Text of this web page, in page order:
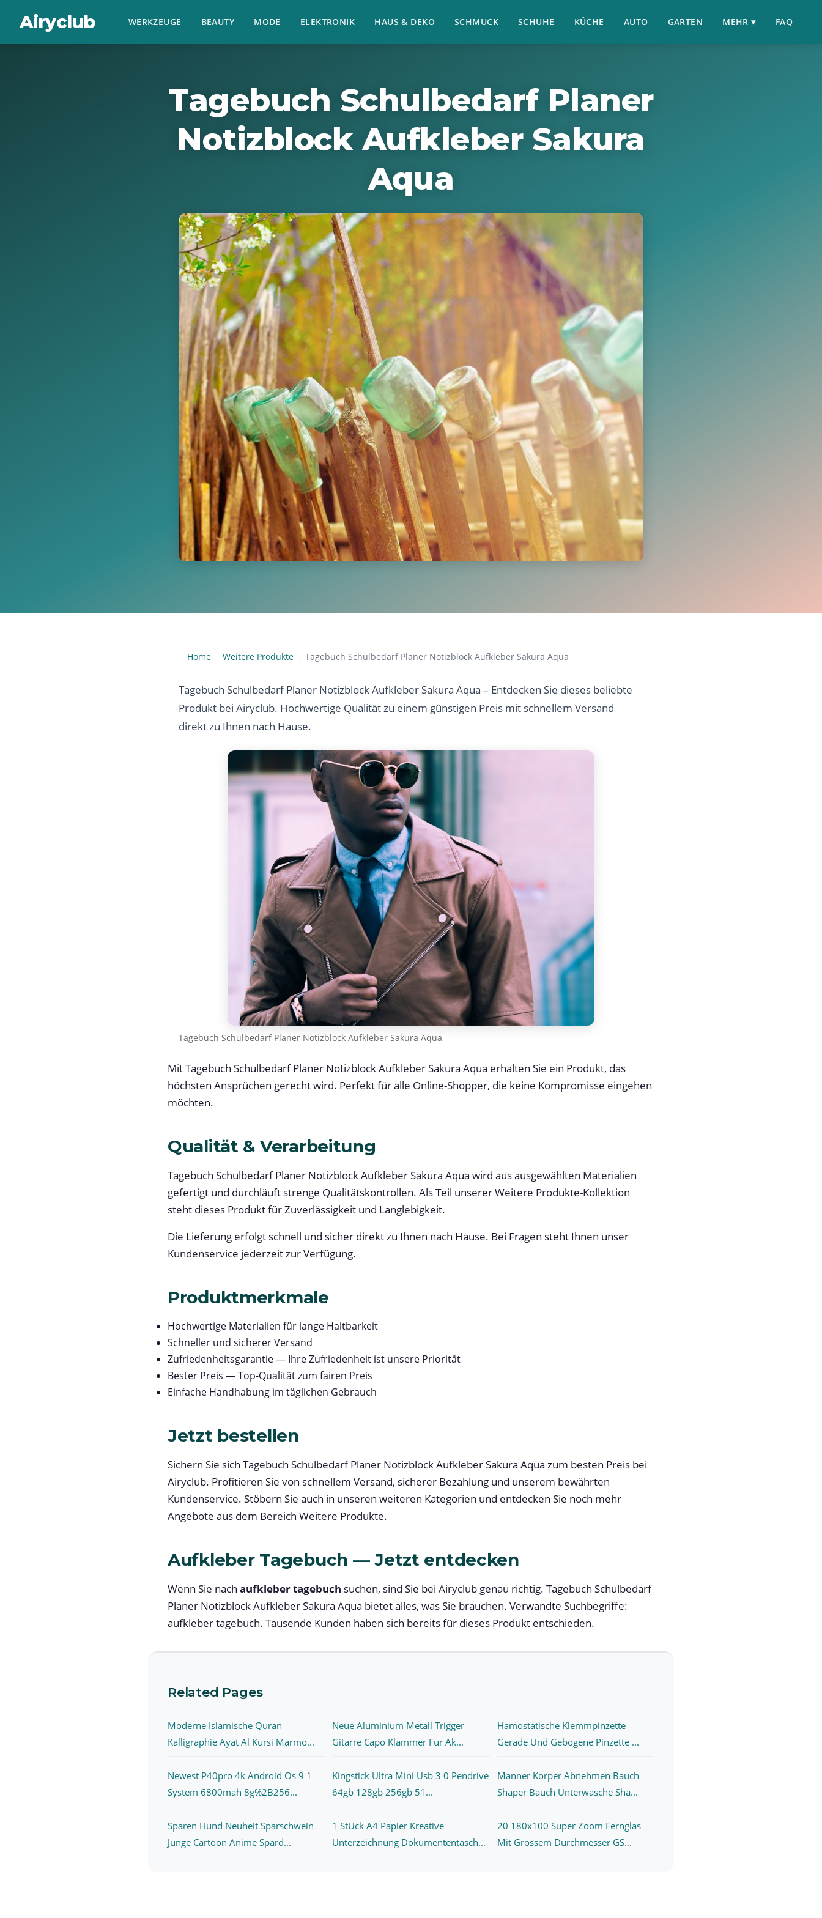
Airyclub WERKZEUGE BEAUTY MODE ELEKTRONIK HAUS & DEKO SCHMUCK SCHUHE KÜCHE AUTO GARTEN MEHR ▾ FAQ
Tagebuch Schulbedarf Planer
Notizblock Aufkleber Sakura
Aqua
Home Weitere Produkte Tagebuch Schulbedarf Planer Notizblock Aufkleber Sakura Aqua
Tagebuch Schulbedarf Planer Notizblock Aufkleber Sakura Aqua – Entdecken Sie dieses beliebte
Produkt bei Airyclub. Hochwertige Qualität zu einem günstigen Preis mit schnellem Versand
direkt zu Ihnen nach Hause.
Tagebuch Schulbedarf Planer Notizblock Aufkleber Sakura Aqua
Mit Tagebuch Schulbedarf Planer Notizblock Aufkleber Sakura Aqua erhalten Sie ein Produkt, das
höchsten Ansprüchen gerecht wird. Perfekt für alle Online-Shopper, die keine Kompromisse eingehen
möchten.
Qualität & Verarbeitung
Tagebuch Schulbedarf Planer Notizblock Aufkleber Sakura Aqua wird aus ausgewählten Materialien
gefertigt und durchläuft strenge Qualitätskontrollen. Als Teil unserer Weitere Produkte-Kollektion
steht dieses Produkt für Zuverlässigkeit und Langlebigkeit.
Die Lieferung erfolgt schnell und sicher direkt zu Ihnen nach Hause. Bei Fragen steht Ihnen unser
Kundenservice jederzeit zur Verfügung.
Produktmerkmale
Hochwertige Materialien für lange Haltbarkeit
Schneller und sicherer Versand
Zufriedenheitsgarantie — Ihre Zufriedenheit ist unsere Priorität
Bester Preis — Top-Qualität zum fairen Preis
Einfache Handhabung im täglichen Gebrauch
Jetzt bestellen
Sichern Sie sich Tagebuch Schulbedarf Planer Notizblock Aufkleber Sakura Aqua zum besten Preis bei
Airyclub. Profitieren Sie von schnellem Versand, sicherer Bezahlung und unserem bewährten
Kundenservice. Stöbern Sie auch in unseren weiteren Kategorien und entdecken Sie noch mehr
Angebote aus dem Bereich Weitere Produkte.
Aufkleber Tagebuch — Jetzt entdecken
Wenn Sie nach aufkleber tagebuch suchen, sind Sie bei Airyclub genau richtig. Tagebuch Schulbedarf
Planer Notizblock Aufkleber Sakura Aqua bietet alles, was Sie brauchen. Verwandte Suchbegriffe:
aufkleber tagebuch. Tausende Kunden haben sich bereits für dieses Produkt entschieden.
Related Pages
Moderne Islamische Quran
Kalligraphie Ayat Al Kursi Marmo...
Neue Aluminium Metall Trigger
Gitarre Capo Klammer Fur Ak...
Hamostatische Klemmpinzette
Gerade Und Gebogene Pinzette ...
Newest P40pro 4k Android Os 9 1
System 6800mah 8g%2B256...
Kingstick Ultra Mini Usb 3 0 Pendrive
64gb 128gb 256gb 51...
Manner Korper Abnehmen Bauch
Shaper Bauch Unterwasche Sha...
Sparen Hund Neuheit Sparschwein
Junge Cartoon Anime Spard...
1 StUck A4 Papier Kreative
Unterzeichnung Dokumententasch...
20 180x100 Super Zoom Fernglas
Mit Grossem Durchmesser GS...